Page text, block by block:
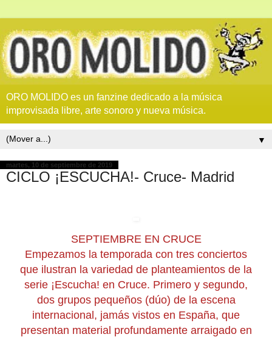
ORO MOLIDO es un fanzine dedicado a la música
improvisada libre, arte sonoro y nueva música.
▼
martes, 10 de septiembre de 2019
CICLO ¡ESCUCHA!- Cruce- Madrid
SEPTIEMBRE EN CRUCE
Empezamos la temporada con tres conciertos
que ilustran la variedad de planteamientos de la
serie ¡Escucha! en Cruce. Primero y segundo,
dos grupos pequeños (dúo) de la escena
internacional, jamás vistos en España, que
presentan material profundamente arraigado en